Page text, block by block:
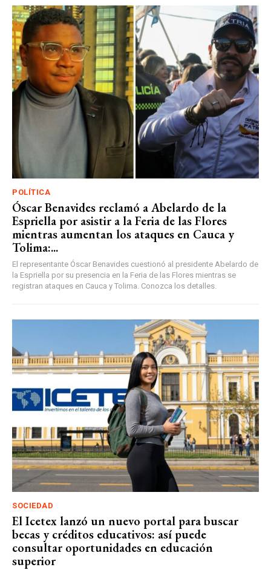
POLÍTICA
Óscar Benavides reclamó a Abelardo de la
Espriella por asistir a la Feria de las Flores
mientras aumentan los ataques en Cauca y
Tolima:...
El representante Óscar Benavides cuestionó al presidente Abelardo de
la Espriella por su presencia en la Feria de las Flores mientras se
registran ataques en Cauca y Tolima. Conozca los detalles.
SOCIEDAD
El Icetex lanzó un nuevo portal para buscar
becas y créditos educativos: así puede
consultar oportunidades en educación
superior